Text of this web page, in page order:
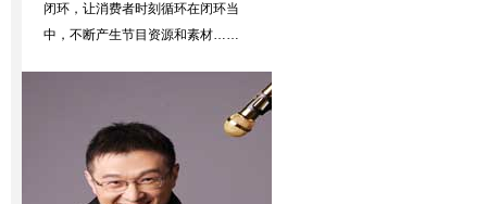
闭环，让消费者时刻循环在闭环当
中，不断产生节目资源和素材……